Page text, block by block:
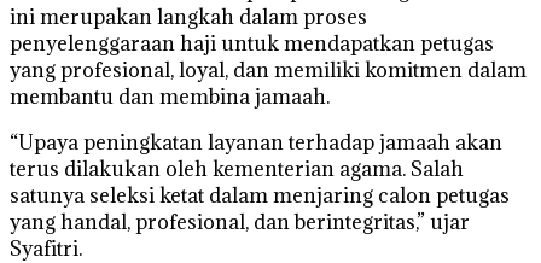
ini merupakan langkah dalam proses
penyelenggaraan haji untuk mendapatkan petugas
yang profesional, loyal, dan memiliki komitmen dalam
membantu dan membina jamaah.
“Upaya peningkatan layanan terhadap jamaah akan
terus dilakukan oleh kementerian agama. Salah
satunya seleksi ketat dalam menjaring calon petugas
yang handal, profesional, dan berintegritas,” ujar
Syafitri.